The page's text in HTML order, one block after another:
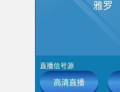
雅罗
直播信号源
高清直播